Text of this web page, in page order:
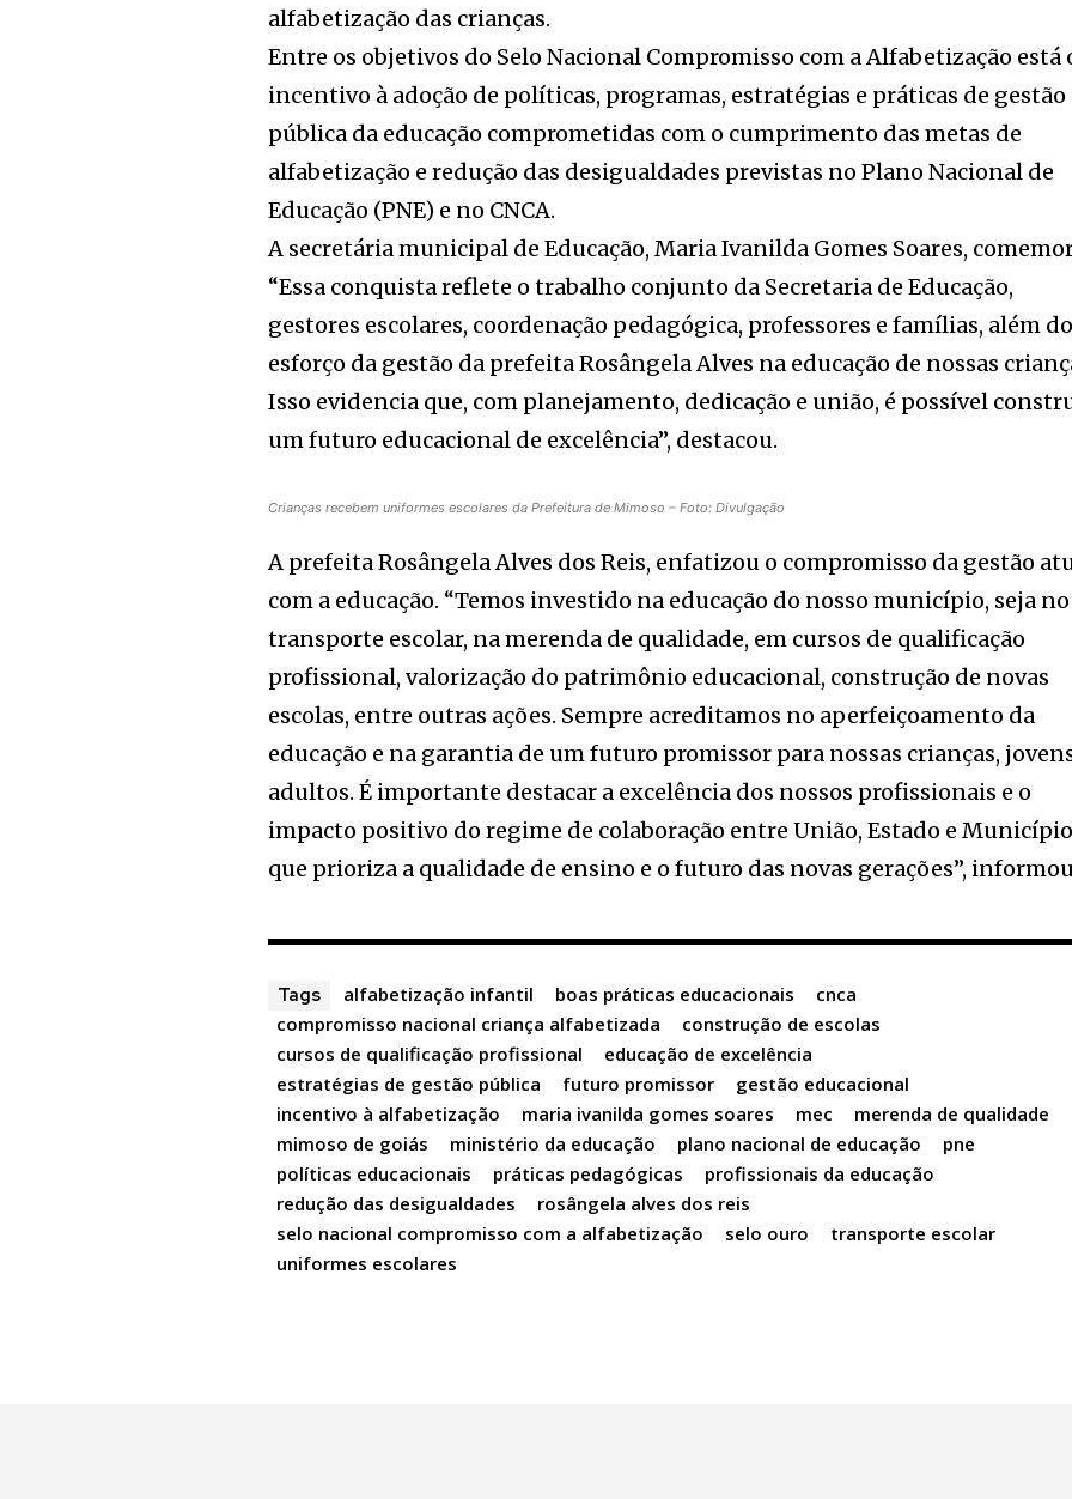
alfabetização das crianças.
Entre os objetivos do Selo Nacional Compromisso com a Alfabetização está
incentivo à adoção de políticas, programas, estratégias e práticas de gestão
pública da educação comprometidas com o cumprimento das metas de
alfabetização e redução das desigualdades previstas no Plano Nacional de
Educação (PNE) e no CNCA.
A secretária municipal de Educação, Maria Ivanilda Gomes Soares,
“Essa conquista reflete o trabalho conjunto da Secretaria de Educação,
gestores escolares, coordenação pedagógica, professores e famílias, além do
esforço da gestão da prefeita Rosângela Alves na educação de nossas
Isso evidencia que, com planejamento, dedicação e união, é possível
um futuro educacional de excelência”, destacou.
Crianças recebem uniformes escolares da Prefeitura de Mimoso – Foto: Divulgação
A prefeita Rosângela Alves dos Reis, enfatizou o compromisso da gestão
com a educação. “Temos investido na educação do nosso município, seja no
transporte escolar, na merenda de qualidade, em cursos de qualificação
profissional, valorização do patrimônio educacional, construção de novas
escolas, entre outras ações. Sempre acreditamos no aperfeiçoamento da
educação e na garantia de um futuro promissor para nossas crianças,
adultos. É importante destacar a excelência dos nossos profissionais e o
impacto positivo do regime de colaboração entre União, Estado e
que prioriza a qualidade de ensino e o futuro das novas gerações”,
Tags alfabetização infantil boas práticas educacionais
cnca
compromisso nacional criança alfabetizada
construção de escolas
cursos de qualificação profissional
educação de excelência
estratégias de gestão pública
futuro promissor
gestão educacional
incentivo à alfabetização
maria ivanilda gomes soares mec
merenda de qualidade
mimoso de goiás
ministério da educação plano nacional de educação
pne
políticas educacionais
práticas pedagógicas
profissionais da educação
redução das desigualdades
rosângela alves dos reis
selo nacional compromisso com a alfabetização
selo ouro
transporte escolar
uniformes escolares